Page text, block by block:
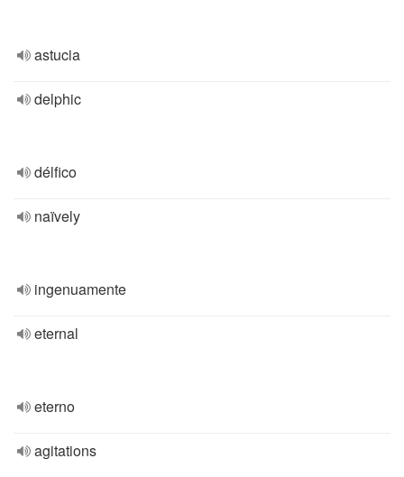
astucia
delphic
délfico
naïvely
ingenuamente
eternal
eterno
agitations